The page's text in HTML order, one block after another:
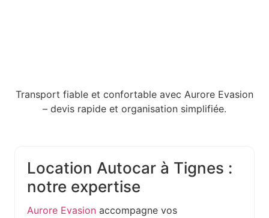
Transport fiable et confortable avec Aurore Evasion
– devis rapide et organisation simplifiée.
Location Autocar à Tignes :
notre expertise
Aurore Evasion accompagne vos